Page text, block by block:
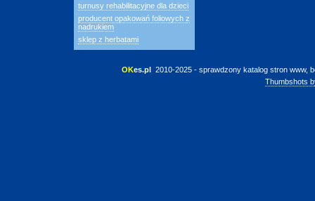
turnusy rehabilitacyjne dla dzieci
producent opakowań foliowych z
nadrukiem
sklep z herbatami
OKes.pl 2010-2025 - sprawdzony katalog stron www,
Thumbshots